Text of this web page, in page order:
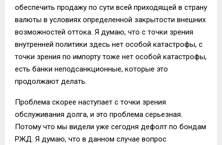
обеспечить продажу по сути всей приходящей в страну
валюты в условиях определенной закрытости внешних
возможностей оттока. Я думаю, что с точки зрения
внутренней политики здесь нет особой катастрофы, с
точки зрения по импорту тоже нет особой катастрофы,
есть банки неподсанкционные, которые это
продолжают делать.
Проблема скорее наступает с точки зрения
обслуживания долга, и это проблема серьезная.
Потому что мы видели уже сегодня дефолт по бондам
РЖД. Я думаю, что в данном случае вопрос